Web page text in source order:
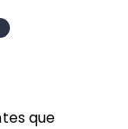
que